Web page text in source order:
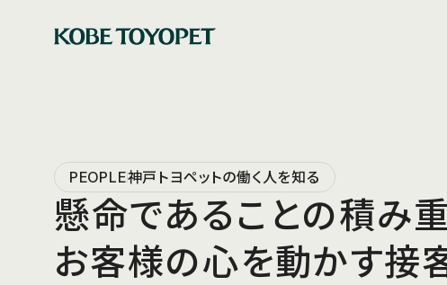
PEOPLE神戸トヨペットの働く人を知る
懸命であることの積み重
お客様の心を動かす接